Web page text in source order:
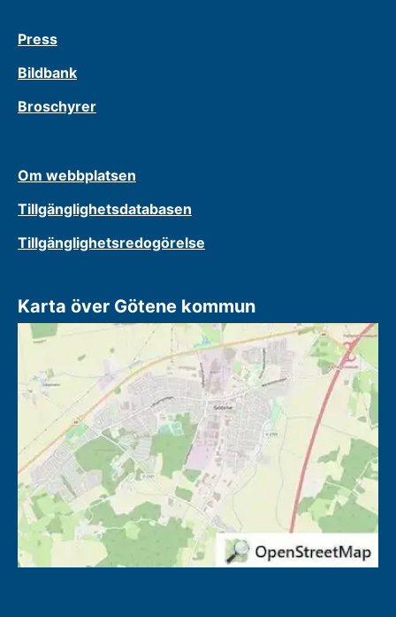
Press
Bildbank
Broschyrer
Om webbplatsen
Tillgänglighetsdatabasen
Tillgänglighetsredogörelse
Karta över Götene kommun